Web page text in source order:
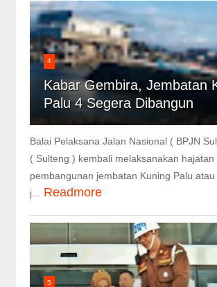
4
Kabar Gembira, Jembatan
Palu 4 Segera Dibangun
Balai Pelaksana Jalan Nasional ( BPJN
( Sulteng ) kembali melaksanakan hajatan
pembangunan jembatan Kuning Palu atau
j...
Readmore
5